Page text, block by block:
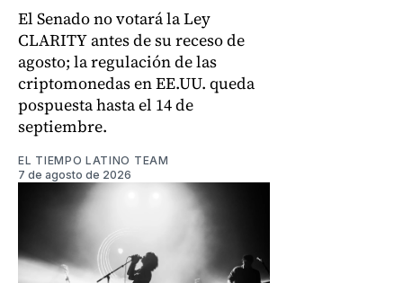
El Senado no votará la Ley
CLARITY antes de su receso de
agosto; la regulación de las
criptomonedas en EE.UU. queda
pospuesta hasta el 14 de
septiembre.
EL TIEMPO LATINO TEAM
7 de agosto de 2026